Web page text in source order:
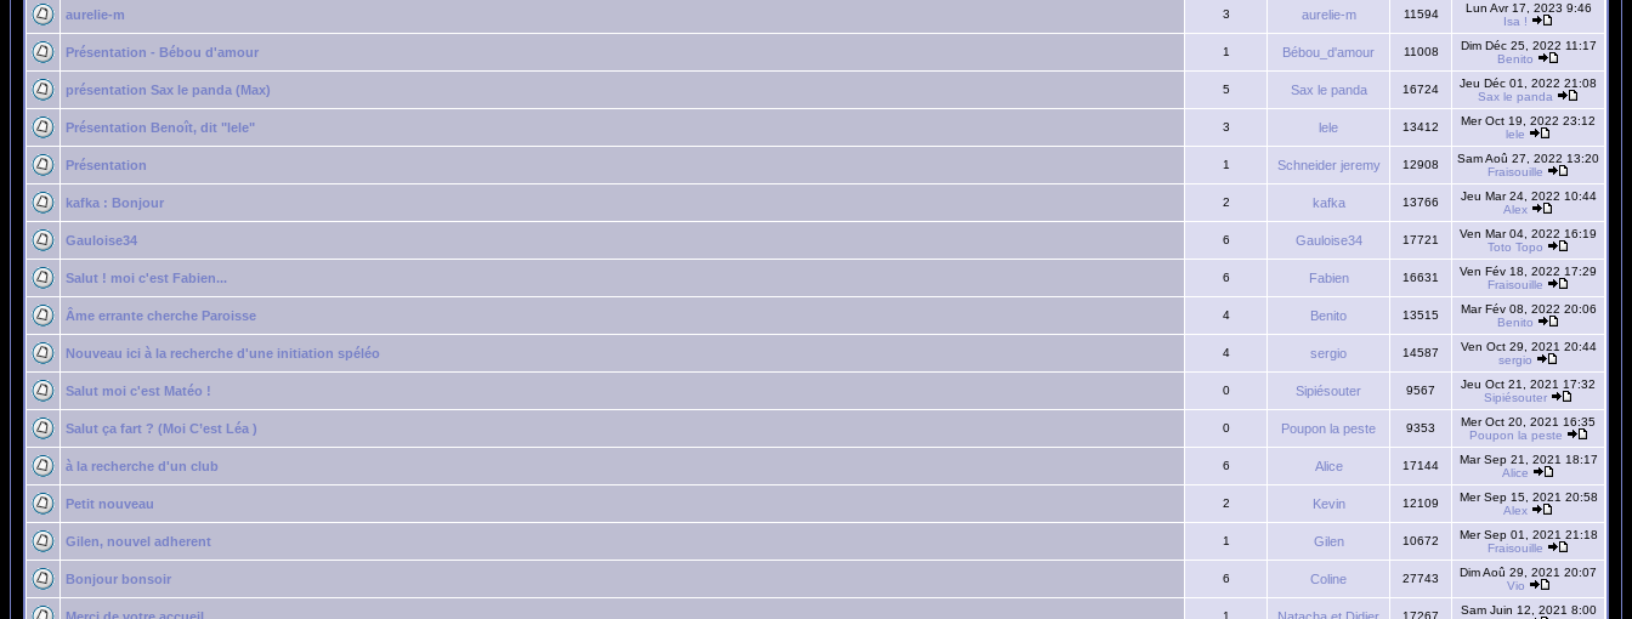
aurelie-m 3 aurelie-m 11594
Lun Avr 17, 2023 9:46
Isa !
Présentation - Bébou d'amour 1 Bébou_d'amour 11008
Dim Déc 25, 2022 11:17
Benito
présentation Sax le panda (Max) 5 Sax le panda 16724
Jeu Déc 01, 2022 21:08
Sax le panda
Présentation Benoît, dit "lele" 3 lele 13412
Mer Oct 19, 2022 23:12
lele
Présentation 1 Schneider jeremy 12908
Sam Aoû 27, 2022 13:20
Fraisouille
kafka : Bonjour 2 kafka 13766
Jeu Mar 24, 2022 10:44
Alex
Gauloise34 6 Gauloise34 17721
Ven Mar 04, 2022 16:19
Toto Topo
Salut ! moi c'est Fabien... 6 Fabien 16631
Ven Fév 18, 2022 17:29
Fraisouille
Âme errante cherche Paroisse 4 Benito 13515
Mar Fév 08, 2022 20:06
Benito
Nouveau ici à la recherche d'une initiation spéléo 4 sergio 14587
Ven Oct 29, 2021 20:44
sergio
Salut moi c'est Matéo ! 0 Sipiésouter 9567
Jeu Oct 21, 2021 17:32
Sipiésouter
Salut ça fart ? (Moi C’est Léa ) 0 Poupon la peste 9353
Mer Oct 20, 2021 16:35
Poupon la peste
à la recherche d'un club 6 Alice 17144
Mar Sep 21, 2021 18:17
Alice
Petit nouveau 2 Kevin 12109
Mer Sep 15, 2021 20:58
Alex
Gilen, nouvel adherent 1 Gilen 10672
Mer Sep 01, 2021 21:18
Fraisouille
Bonjour bonsoir 6 Coline 27743
Dim Aoû 29, 2021 20:07
Vio
1 17267
Sam Juin 12, 2021 8:00